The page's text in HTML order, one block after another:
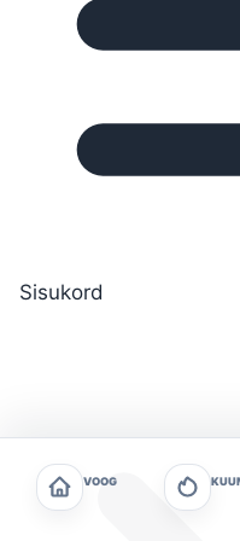
Sisukord
VOOG